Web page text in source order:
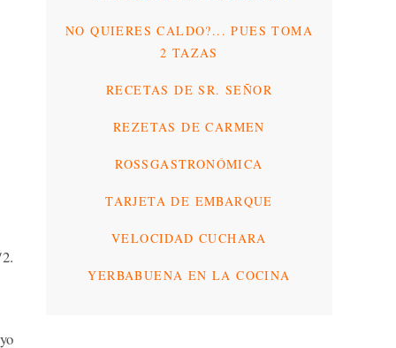
NO QUIERES CALDO?... PUES TOMA
2 TAZAS
RECETAS DE SR. SEÑOR
REZETAS DE CARMEN
ROSSGASTRONÓMICA
TARJETA DE EMBARQUE
VELOCIDAD CUCHARA
YERBABUENA EN LA COCINA